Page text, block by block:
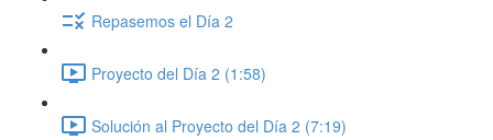
Repasemos el Día 2
Proyecto del Día 2 (1:58)
Solución al Proyecto del Día 2 (7:19)